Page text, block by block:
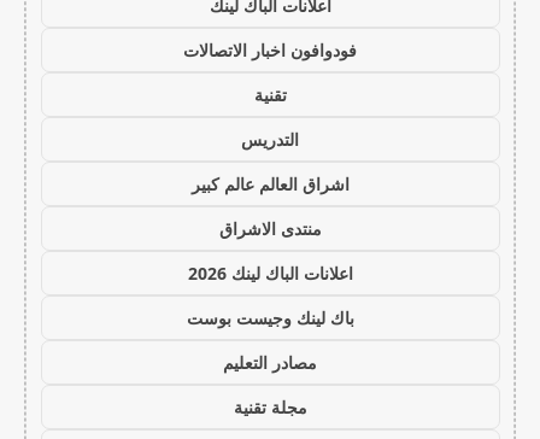
اعلانات الباك لينك
فودوافون اخبار الاتصالات
تقنية
التدريس
اشراق العالم عالم كبير
منتدى الاشراق
اعلانات الباك لينك 2026
باك لينك وجيست بوست
مصادر التعليم
مجلة تقنية